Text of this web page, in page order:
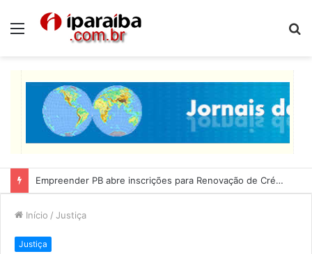
Menu
Lucas Ribeiro inspeciona obras da última etapa do Centro de Convenções
Início / Justiça
Justiça